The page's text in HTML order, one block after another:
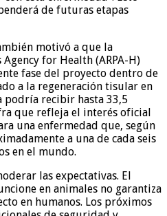
de futuras etapas
motivó a que la
for Health (ARPA-H)
fase del proyecto dentro de
a la regeneración tisular en
podría recibir hasta 33,5
que refleja el interés oficial
una enfermedad que, según
a una de cada seis
en el mundo.
las expectativas. El
en animales no garantiza
en humanos. Los próximos